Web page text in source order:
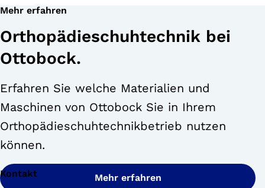
Mehr erfahren
Orthopädieschuhtechnik bei
Ottobock.
Erfahren Sie welche Materialien und
Maschinen von Ottobock Sie in Ihrem
Orthopädieschuhtechnikbetrieb nutzen
können.
Mehr erfahren
Kontakt